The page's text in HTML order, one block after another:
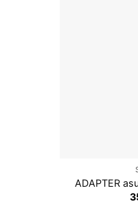
ADAPTER